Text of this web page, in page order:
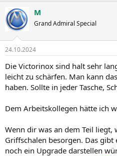
k
t
i
e
:
M
Grand Admiral Special
24.10.2024
Die Victorinox sind halt sehr
leicht zu schärfen. Man kann
haben. Sollte in jeder Tasche,
Dem Arbeitskollegen hätte ich
Wenn dir was an dem Teil liegt,
Griffschalen besorgen. Das
noch ein Upgrade darstellen